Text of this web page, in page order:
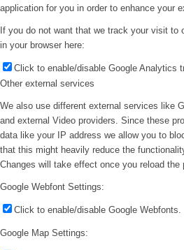
application for you in order to enhance your
If you do not want that we track your visit to
in your browser here:
Click to enable/disable Google Analytics
Other external services
We also use different external services like
and external Video providers. Since these
data like your IP address we allow you to
that this might heavily reduce the
Changes will take effect once you reload the
Google Webfont Settings:
Click to enable/disable Google Webfonts.
Google Map Settings: